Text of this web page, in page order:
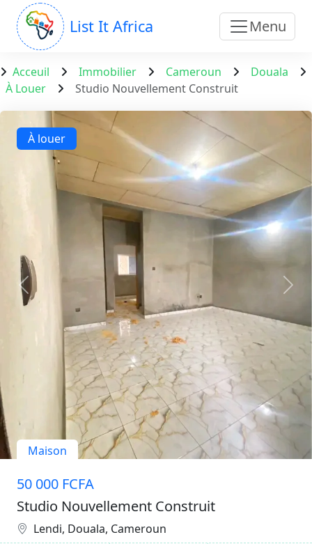
List It Africa Menu
Acceuil Immobilier Cameroun
Douala
À Louer
Studio Nouvellement Construit
À louer
Maison
50 000 FCFA
Studio Nouvellement Construit
Lendi, Douala, Cameroun